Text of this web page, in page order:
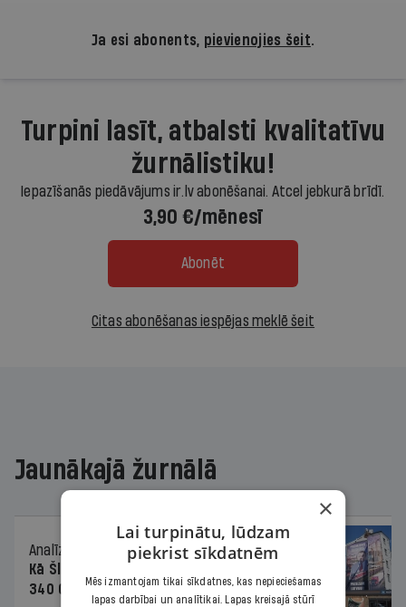
Ja esi abonents, pievienojies šeit.
Turpini lasīt, atbalsti kvalitatīvu
žurnālistiku!
Iepazīšanās piedāvājums ir.lv abonēšanai. Atcel jebkurā brīdī.
3,90 €/mēnesī
Abonēt
Citas abonēšanas iespējas meklē šeit
Jaunākajā žurnālā
Analīze
06.08.2026.
Kā Šlesera partija palika nesodīta par
340 000 vērtu reklāmas kampaņu
×
Lai turpinātu, lūdzam
piekrist sīkdatnēm
Mēs izmantojam tikai sīkdatnes, kas nepieciešamas
lapas darbībai un analītikai. Lapas kreisajā stūrī